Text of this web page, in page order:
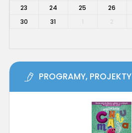
23
24 25 26
30
31
PROGRAMY, PROJEKTY